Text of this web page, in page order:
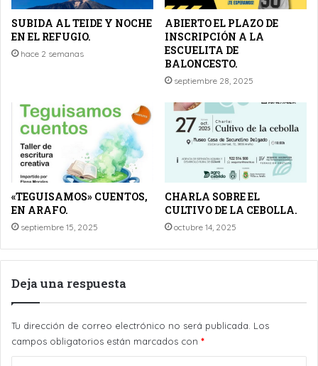
SUBIDA AL TEIDE Y NOCHE
EN EL REFUGIO.
hace 2 semanas
ABIERTO EL PLAZO DE
INSCRIPCIÓN A LA
ESCUELITA DE
BALONCESTO.
septiembre 28, 2025
«TEGUISAMOS» CUENTOS,
EN ARAFO.
septiembre 15, 2025
CHARLA SOBRE EL
CULTIVO DE LA CEBOLLA.
octubre 14, 2025
Deja una respuesta
Tu dirección de correo electrónico no será publicada. Los
campos obligatorios están marcados con *